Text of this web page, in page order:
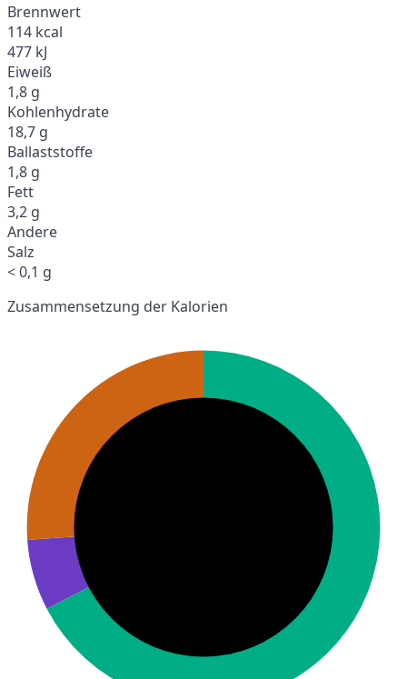
Brennwert
114 kcal
477 kJ
Eiweiß
1,8 g
Kohlenhydrate
18,7 g
Ballaststoffe
1,8 g
Fett
3,2 g
Andere
Salz
< 0,1 g
Zusammensetzung der Kalorien